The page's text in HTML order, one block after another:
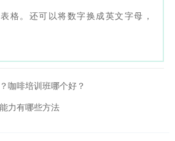
格。还可以将数字换成英文字母，
咖啡培训班哪个好？
力有哪些方法